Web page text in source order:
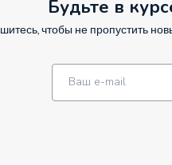
Будьте в
чтобы не пропустить